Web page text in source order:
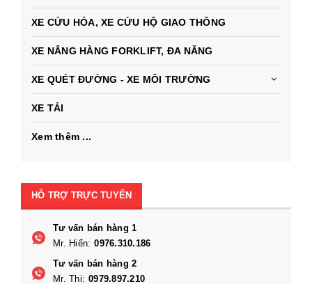
XE CỨU HỎA, XE CỨU HỘ GIAO THÔNG
XE NÂNG HÀNG FORKLIFT, ĐA NĂNG
XE QUÉT ĐƯỜNG - XE MÔI TRƯỜNG
XE TẢI
Xem thêm ...
HỖ TRỢ TRỰC TUYẾN
Tư vấn bán hàng 1
Mr. Hiến: 0976.310.186
Tư vấn bán hàng 2
Mr. Thi: 0979.897.210